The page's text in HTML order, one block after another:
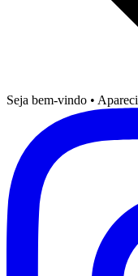
Seja bem-vindo •